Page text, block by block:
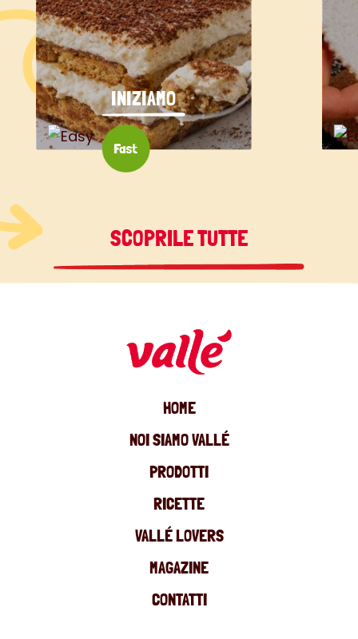
INIZIAMO
SCOPRILE TUTTE
HOME
NOI SIAMO VALLÉ
PRODOTTI
RICETTE
VALLÉ LOVERS
MAGAZINE
CONTATTI